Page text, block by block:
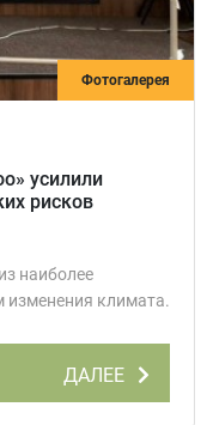
Фотогалерея
усилили
рисков
наиболее
изменения климата.
ДАЛЕЕ